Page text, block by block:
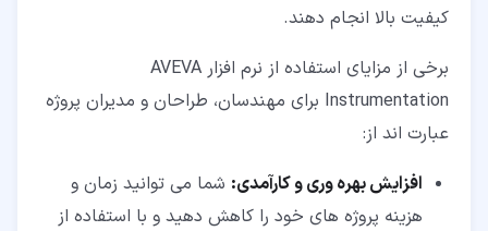
کیفیت بالا انجام دهند.
برخی از مزایای استفاده از نرم افزار AVEVA
Instrumentation برای مهندسان، طراحان و مدیران پروژه
عبارت اند از:
افزایش بهره وری و کارآمدی: شما می توانید زمان و
هزینه پروژه های خود را کاهش دهید و با استفاده از